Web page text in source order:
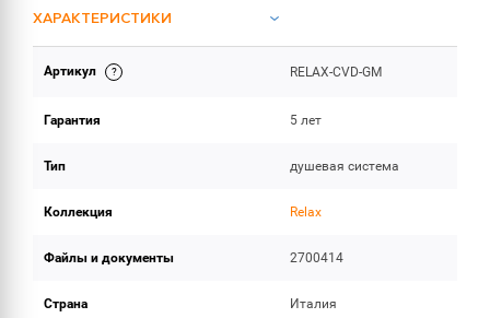
ХАРАКТЕРИСТИКИ
ИНСТРУКЦИИ И ДОКУМЕНТАЦИЯ
Артикул RELAX-CVD-GM
Гарантия 5 лет
Тип душевая система
Коллекция Relax
Файлы и документы 2700414
Страна Италия